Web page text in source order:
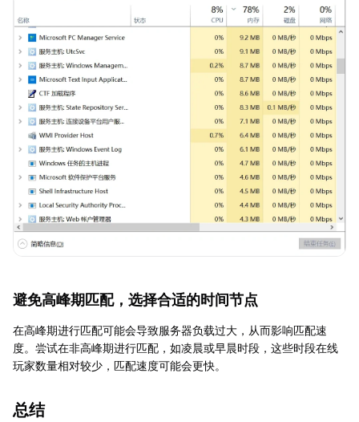
避免高峰期匹配，选择合适的时间节点
在高峰期进行匹配可能会导致服务器负载过大，从而影响匹配速
度。尝试在非高峰期进行匹配，如凌晨或早晨时段，这些时段在线
玩家数量相对较少，匹配速度可能会更快。
总结